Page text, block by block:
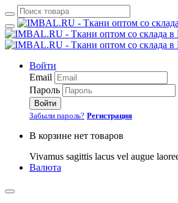
Войти
Email
Пароль
Войти
Забыли пароль? Регистрация
В корзине нет товаров
Vivamus sagittis lacus vel augue
Валюта